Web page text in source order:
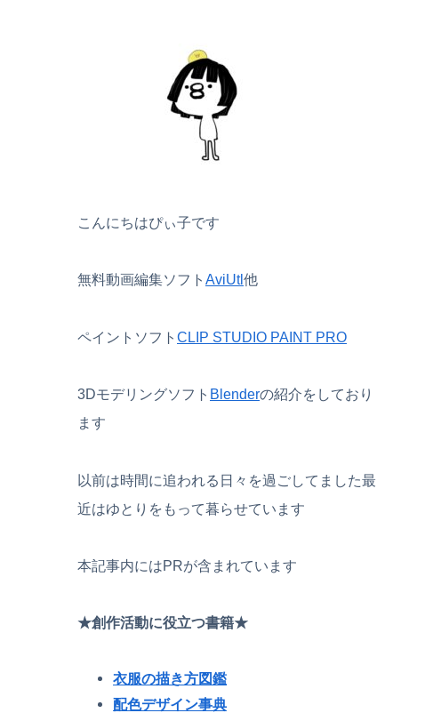
こんにちはぴぃ子です
無料動画編集ソフト AviUtl他
ペイントソフト CLIP STUDIO PAINT PRO
3Dモデリングソフト Blenderの紹介をしており
ます
以前は時間に追われる日々を過ごしてました最
近はゆとりをもって暮らせています
本記事内にはPRが含まれています
★創作活動に役立つ書籍★
衣服の描き方図鑑
配色デザイン事典